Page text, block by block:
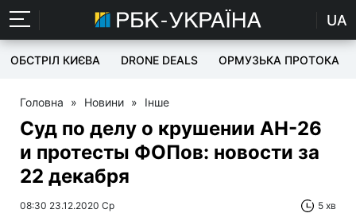
UA
ОБСТРІЛ КИЄВА DRONE DEALS ОРМУЗЬКА ПРОТОКА
Головна » Новини » Інше
Суд по делу о крушении АН-26
и протесты ФОПов: новости за
22 декабря
08:30 23.12.2020 Ср 5 хв